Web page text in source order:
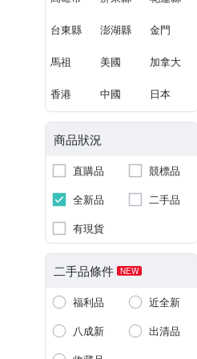
台東縣 澎湖縣 金門
馬祖 美國 加拿大
香港 中國 日本
商品狀況
直購品
競標品
全新品
二手品
有現貨
二手品條件 NEW
福利品
近全新
八成新
出清品